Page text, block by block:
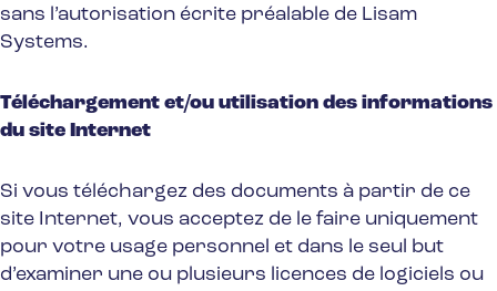
sans l’autorisation écrite préalable de Lisam
Systems.
Téléchargement et/ou utilisation des informations
du site Internet
Si vous téléchargez des documents à partir de ce
site Internet, vous acceptez de le faire uniquement
pour votre usage personnel et dans le seul but
d’examiner une ou plusieurs licences de logiciels ou